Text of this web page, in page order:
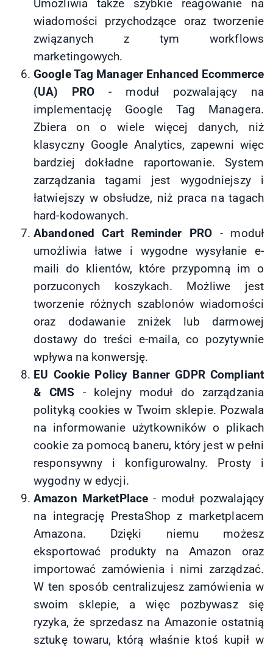
Umożliwia także szybkie reagowanie na
wiadomości przychodzące oraz tworzenie
związanych z tym workflows
marketingowych.
Google Tag Manager Enhanced Ecommerce
(UA) PRO - moduł pozwalający na
implementację Google Tag Managera.
Zbiera on o wiele więcej danych, niż
klasyczny Google Analytics, zapewni więc
bardziej dokładne raportowanie. System
zarządzania tagami jest wygodniejszy i
łatwiejszy w obsłudze, niż praca na tagach
hard-kodowanych.
Abandoned Cart Reminder PRO - moduł
umożliwia łatwe i wygodne wysyłanie e-
maili do klientów, które przypomną im o
porzuconych koszykach. Możliwe jest
tworzenie różnych szablonów wiadomości
oraz dodawanie zniżek lub darmowej
dostawy do treści e-maila, co pozytywnie
wpływa na konwersję.
EU Cookie Policy Banner GDPR Compliant
& CMS - kolejny moduł do zarządzania
polityką cookies w Twoim sklepie. Pozwala
na informowanie użytkowników o plikach
cookie za pomocą baneru, który jest w pełni
responsywny i konfigurowalny. Prosty i
wygodny w edycji.
Amazon MarketPlace - moduł pozwalający
na integrację PrestaShop z marketplacem
Amazona. Dzięki niemu możesz
eksportować produkty na Amazon oraz
importować zamówienia i nimi zarządzać.
W ten sposób centralizujesz zamówienia w
swoim sklepie, a więc pozbywasz się
ryzyka, że sprzedasz na Amazonie ostatnią
sztukę towaru, którą właśnie ktoś kupił w